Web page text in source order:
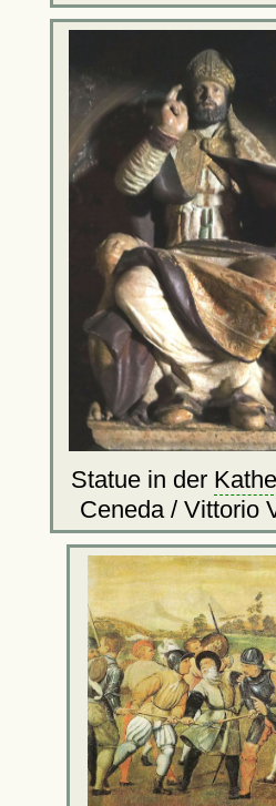
Statue in der
Ceneda / Vittorio